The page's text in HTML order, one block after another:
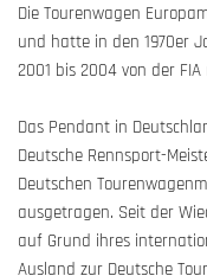
Die Tourenwagen
und hatte in den 1970er
2001 bis 2004 von der
Das Pendant in
Deutsche Rennsport-
Deutschen
ausgetragen. Seit der
auf Grund ihres
Ausland zur Deutsche